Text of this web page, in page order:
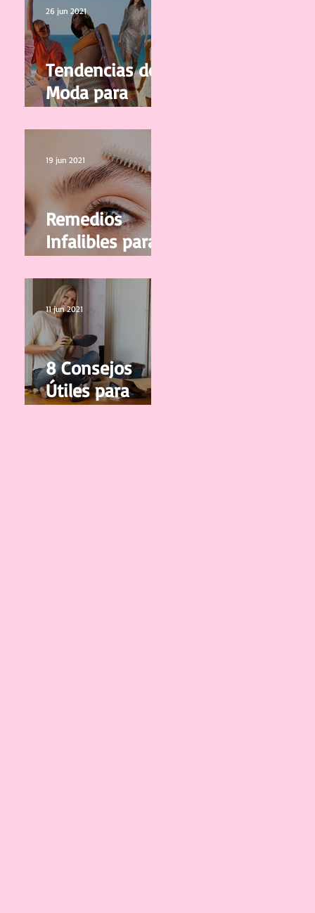
Tendencias de
Moda para
Mujer
Primavera/Vera
no 2021
26 jun 2021
Remedios
Infalibles para
que tus Cejas
vuelvan a
Crecer
19 jun 2021
8 Consejos
Útiles para
cuidar y limpiar
11 jun 2021